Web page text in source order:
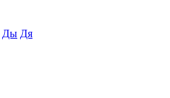
Ды Дя